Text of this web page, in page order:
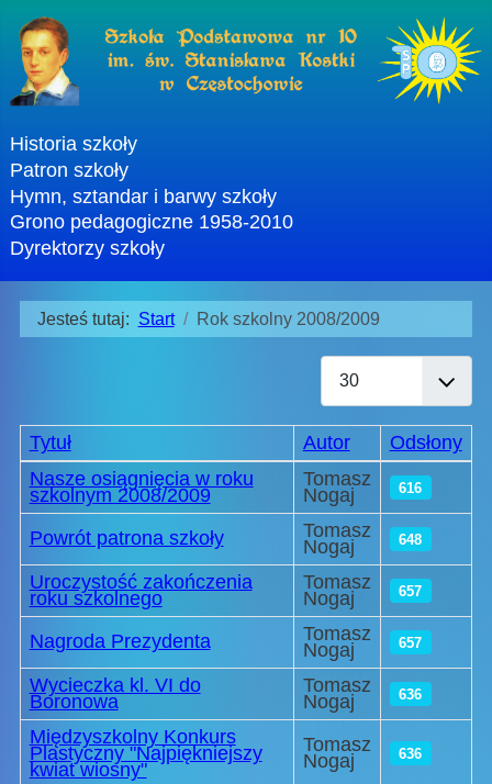
Historia szkoły
Patron szkoły
Hymn, sztandar i barwy szkoły
Grono pedagogiczne 1958-2010
Dyrektorzy szkoły
Jesteś tutaj: Start Rok szkolny 2008/2009
Pokaż #
Spis artykułów
Tytuł Autor
Odsłony
Nasze osiągnięcia w roku
szkolnym 2008/2009
Tomasz
Nogaj 616
Powrót patrona szkoły Tomasz
Nogaj 648
Uroczystość zakończenia
roku szkolnego
Tomasz
Nogaj 657
Nagroda Prezydenta Tomasz
Nogaj 657
Wycieczka kl. VI do
Boronowa
Tomasz
Nogaj 636
Międzyszkolny Konkurs
Plastyczny "Najpiękniejszy
kwiat wiosny"
Tomasz
Nogaj 636